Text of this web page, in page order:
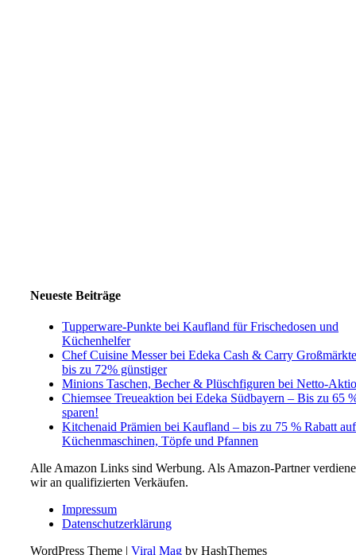
Neueste Beiträge
Tupperware-Punkte bei Kaufland für Frischedosen und
Küchenhelfer
Chef Cuisine Messer bei Edeka Cash & Carry
bis zu 72% günstiger
Minions Taschen, Becher & Plüschfiguren bei Netto-
Chiemsee Treueaktion bei Edeka Südbayern – Bis zu 65
sparen!
Kitchenaid Prämien bei Kaufland – bis zu 75 % Rabatt auf
Küchenmaschinen, Töpfe und Pfannen
Alle Amazon Links sind Werbung. Als Amazon-Partner
wir an qualifizierten Verkäufen.
Impressum
Datenschutzerklärung
WordPress Theme | Viral Mag by HashThemes